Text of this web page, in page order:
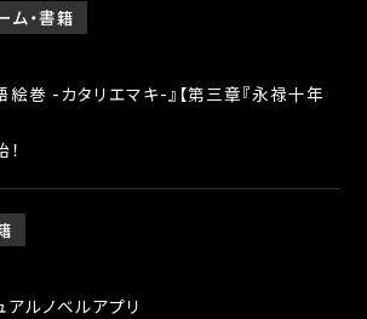
ム 書籍
巻 -カタリエマキ-』【第三章『永禄十年
アルノベルアプリ